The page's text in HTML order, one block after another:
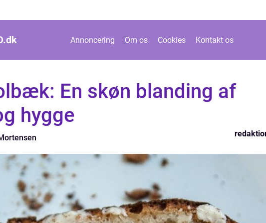
dk Annoncering Om os Cookies Kontakt os
En skøn blanding af
hygge